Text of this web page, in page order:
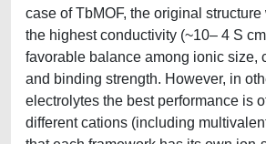
case of TbMOF, the original
the highest conductivity (~10– 4 S
favorable balance among ionic size,
and binding strength. However, in
electrolytes the best performance is
different cations (including